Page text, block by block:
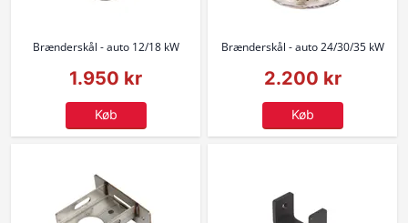
Brænderskål - auto 12/18 kW
1.950 kr
Køb
Brænderskål - auto 24/30/35 kW
2.200 kr
Køb